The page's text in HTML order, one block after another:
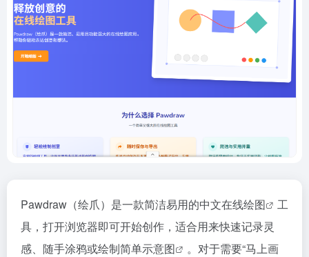
Pawdraw（绘爪）是一款简洁易用的中文在线绘图
工
具，打开浏览器即可开始创作，适合用来快速记录灵
感、随手涂鸦或绘制简单示意图
。对于需要“马上画